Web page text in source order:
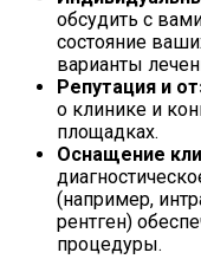
обсудить с
состояние
варианты
Репутация и
о клинике и
площадках.
Оснащение
(например,
рентген)
процедуры.